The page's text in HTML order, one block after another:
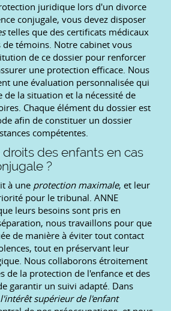
juridique lors d'un divorce
conjugale, vous devez disposer
telles que des certificats médicaux
témoins. Notre cabinet vous
de ce dossier pour renforcer
une protection efficace. Nous
une évaluation personnalisée qui
de la situation et la nécessité de
Chaque élément du dossier est
afin de constituer un dossier
compétentes.
des enfants en cas
?
à une protection maximale, et leur
pour le tribunal. ANNE
leurs besoins sont pris en
nous travaillons pour que
de manière à éviter tout contact
tout en préservant leur
Nous collaborons étroitement
de la protection de l'enfance et des
garantir un suivi adapté. Dans
l'intérêt supérieur de l'enfant